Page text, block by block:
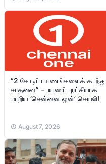
“2 கோடிப் பயணங்களைக் கடந்து
சாதனை” – பயணப் புரட்சியாக
மாறிய ‘சென்னை ஒன்’ செயலி!
August 7, 2026